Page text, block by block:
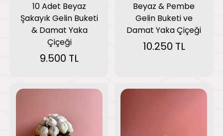
10 Adet Beyaz
Şakayık Gelin Buketi
& Damat Yaka
Çiçeği
9.500 TL
Beyaz & Pembe
Gelin Buketi ve
Damat Yaka Çiçeği
10.250 TL